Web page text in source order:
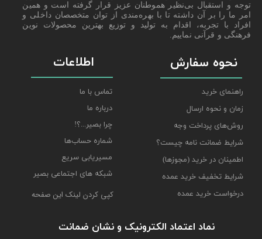
نحوه سفارش
راهنمای خرید
زمان و نحوه ارسال
روش‌های پرداخت وجه
شرایط ضمانت نامه چیست؟
اطمینان در خرید (مجوزها)
شرایط تخفیف خرید عمده
درخواست خرید عمده
نماد اعتماد الکترونیک و نشان ضمانت
اطلاعات
تماس با ما
درباره ما
چرا بصیر...؟!
شماره حساب‌ها
مسیریابی سریع
شبکه های اجتماعی بصیر
توجه و استقبال بی‌نظیر هموطنان عزیز قرار گرفته است و همین
امر ما را بر آن داشته تا با بهره‌مندی از توان متخصصان داخلی و
افراد با تجربه، اقدام به تولید و توزیع بهترین محصولات نوین
فرهنگی و قرآنی نماییم.
کپی کردن لینک این صفحه